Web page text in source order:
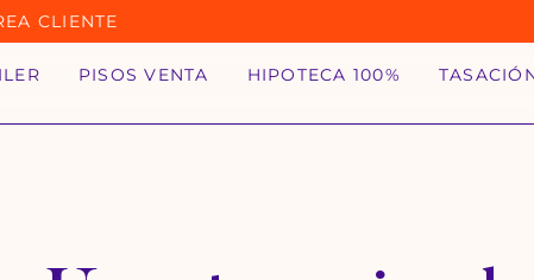
CLIENTE
PISOS VENTA HIPOTECA 100%